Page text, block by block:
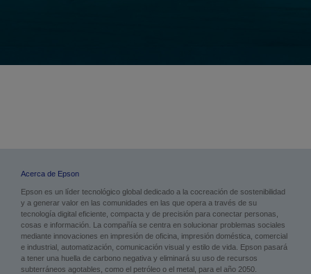
Acerca de Epson
Epson es un líder tecnológico global dedicado a la cocreación de sostenibilidad
y a generar valor en las comunidades en las que opera a través de su
tecnología digital eficiente, compacta y de precisión para conectar personas,
cosas e información. La compañía se centra en solucionar problemas sociales
mediante innovaciones en impresión de oficina, impresión doméstica, comercial
e industrial, automatización, comunicación visual y estilo de vida. Epson pasará
a tener una huella de carbono negativa y eliminará su uso de recursos
subterráneos agotables, como el petróleo o el metal, para el año 2050.